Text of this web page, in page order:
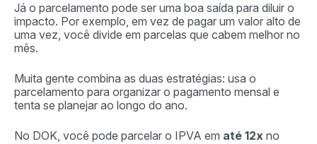
Já o parcelamento pode ser uma boa saída para diluir o
impacto. Por exemplo, em vez de pagar um valor alto de
uma vez, você divide em parcelas que cabem melhor no
mês.
Muita gente combina as duas estratégias: usa o
parcelamento para organizar o pagamento mensal e
tenta se planejar ao longo do ano.
No DOK, você pode parcelar o IPVA em até 12x no